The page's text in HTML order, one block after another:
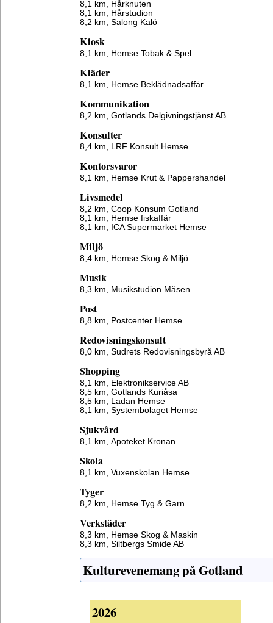
8,1 km, Hårknuten
8,1 km, Hårstudion
8,2 km, Salong Kaló
Kiosk
8,1 km, Hemse Tobak & Spel
Kläder
8,1 km, Hemse Beklädnadsaffär
Kommunikation
8,2 km, Gotlands Delgivningstjänst AB
Konsulter
8,4 km, LRF Konsult Hemse
Kontorsvaror
8,1 km, Hemse Krut & Pappershandel
Livsmedel
8,2 km, Coop Konsum Gotland
8,1 km, Hemse fiskaffär
8,1 km, ICA Supermarket Hemse
Miljö
8,4 km, Hemse Skog & Miljö
Musik
8,3 km, Musikstudion Måsen
Post
8,8 km, Postcenter Hemse
Redovisningskonsult
8,0 km, Sudrets Redovisningsbyrå AB
Shopping
8,1 km, Elektronikservice AB
8,5 km, Gotlands Kuriåsa
8,5 km, Ladan Hemse
8,1 km, Systembolaget Hemse
Sjukvård
8,1 km, Apoteket Kronan
Skola
8,1 km, Vuxenskolan Hemse
Tyger
8,2 km, Hemse Tyg & Garn
Verkstäder
8,3 km, Hemse Skog & Maskin
8,3 km, Siltbergs Smide AB
Kulturevenemang på Gotland
2026